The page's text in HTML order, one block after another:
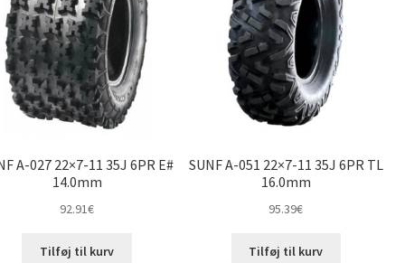
A-027 22×7-11 35J 6PR E#
14.0mm
92.91€
Tilføj til kurv
SUNF A-051 22×7-11 35J 6PR TL
16.0mm
95.39€
Tilføj til kurv